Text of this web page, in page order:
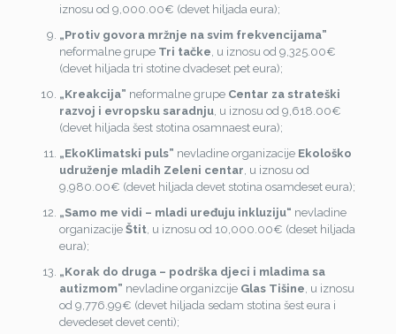
iznosu od 9,000.00€ (devet hiljada eura);
„Protiv govora mržnje na svim frekvencijama”
neformalne grupe Tri tačke, u iznosu od 9,325.00€
(devet hiljada tri stotine dvadeset pet eura);
„Kreakcija” neformalne grupe Centar za strateški
razvoj i evropsku saradnju, u iznosu od 9,618.00€
(devet hiljada šest stotina osamnaest eura);
„EkoKlimatski puls” nevladine organizacije Ekološko
udruženje mladih Zeleni centar, u iznosu od
9,980.00€ (devet hiljada devet stotina osamdeset eura);
„Samo me vidi – mladi uređuju inkluziju“ nevladine
organizacije Štit, u iznosu od 10,000.00€ (deset hiljada
eura);
„Korak do druga – podrška djeci i mladima sa
autizmom” nevladine organizcije Glas Tišine, u iznosu
od 9,776.99€ (devet hiljada sedam stotina šest eura i
devedeset devet centi);